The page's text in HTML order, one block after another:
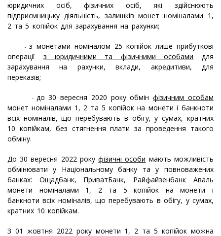
юридичних осіб, фізичних осіб, які здійснюють
підприємницьку діяльність, залишків монет номіналами 1,
2 та 5 копійок для зарахування на рахунки;
з монетами номіналом 25 копійок лише прибуткові
операції з юридичними та фізичними особами для
зарахування на рахунки, вклади, акредитиви, для
переказів;
до 30 вересня 2020 року обмінфізичним особам
монет номіналами 1, 2 та 5 копійок на монети і банкноти
всіх номіналів, що перебувають в обігу, у сумах, кратних
10 копійкам, без стягнення плати за проведення такого
обміну.
До 30 вересня 2022 рокуфізичні особи мають можливість
обмінювати у
Національному банку та у повноважених
банках: Ощадбанк, ПриватБанк, Райфайзенбанк Аваль
монети номіналами 1, 2 та 5 копійок на монети і
банкноти всіх номіналів, що перебувають в обігу, у сумах,
кратних 10 копійкам.
З 01 жовтня 2022 року монети 1, 2 та 5 копійок можна